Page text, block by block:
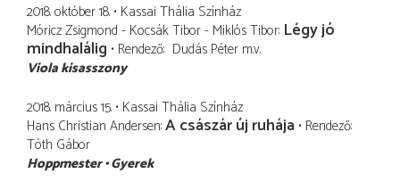
2018. október 18. Kassai Thália Színház
Móricz Zsigmond - Kocsák Tibor - Miklós Tibor Légy jó
mindhalálig Rendező Dudás Péter m.v.
Viola kisasszony
2018. március 15. Kassai Thália Színház
Hans Christian Andersen A császár új ruhája Rendező
Tóth Gábor
Hoppmester Gyerek